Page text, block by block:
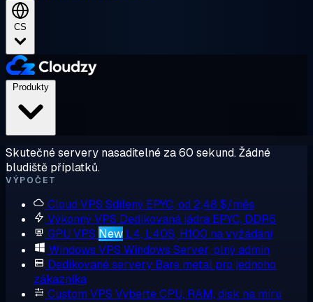
CS
Skutečné servery nasaditelné za 60 sekund. Žádné
bludiště příplatků.
VÝPOČET
Cloud VPS Sdílený EPYC, od 2,48 $/měs
Výkonný VPS Dedikovaná jádra EPYC, DDR5
GPU VPS New L4, L40S, H100 na vyžádání
Windows VPS Windows Server, plný admin
Dedikované servery Bare metal pro jednoho
zákazníka
Custom VPS Vyberte CPU, RAM, disk na míru